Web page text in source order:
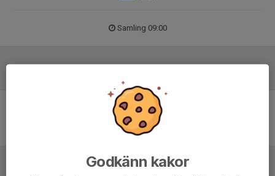
Samling 09:00
Ingen uppställning ifylld
Godkänn kakor